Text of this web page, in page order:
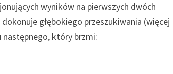
wyników na pierwszych dwóch
głębokiego przeszukiwania (więcej
który brzmi: